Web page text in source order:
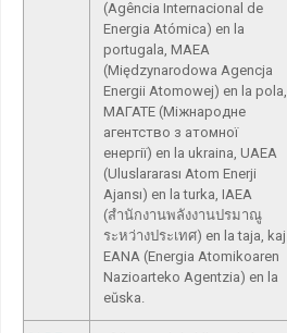
(Agência Internacional de
Energia Atómica) en la
portugala, MAEA
(Międzynarodowa Agencja
Energii Atomowej) en la pola,
МАГАТЕ (Міжнародне
агентство з атомної
енергії) en la ukraina, UAEA
(Uluslararası Atom Enerji
Ajansı) en la turka, IAEA
(สำนักงานพลังงานปรมาณู
ระหว่างประเทศ) en la taja, kaj
EANA (Energia Atomikoaren
Nazioarteko Agentzia) en la
eŭska.